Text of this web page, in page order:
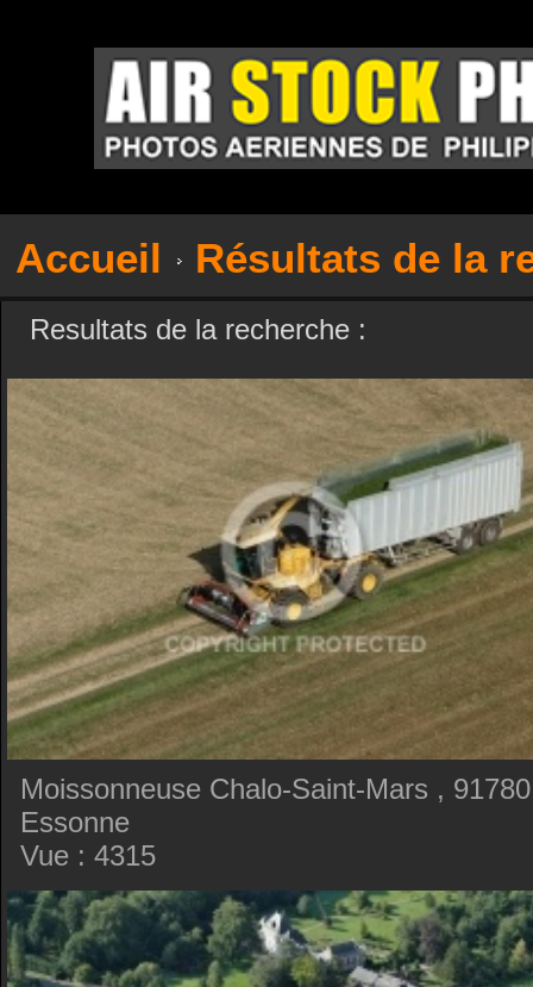
Accueil Résultats de la
Resultats de la recherche :
Moissonneuse Chalo-Saint-Mars ,
Essonne
Vue : 4315